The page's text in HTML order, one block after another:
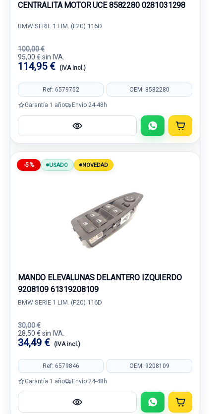
CENTRALITA MOTOR UCE 8582280 0281031298
BMW SERIE 1 LIM. (F20) 116D
100,00 €
95,00 € sin IVA.
114,95 € (IVA incl.)
Ref: 6579752 OEM: 8582280
Garantía 1 año Envío 24-48h
-5% USADO NOVEDAD
MANDO ELEVALUNAS DELANTERO IZQUIERDO
9208109 61319208109
BMW SERIE 1 LIM. (F20) 116D
30,00 €
28,50 € sin IVA.
34,49 € (IVA incl.)
Ref: 6579846 OEM: 9208109
Garantía 1 año Envío 24-48h